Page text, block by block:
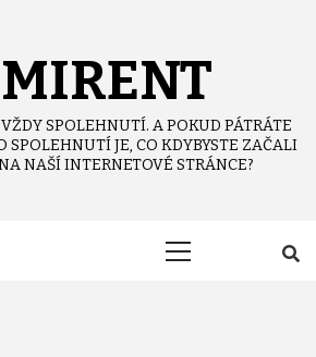
SPOLEHNUTÍ. A POKUD PÁTRÁTE
SPOLEHNUTÍ JE, CO KDYBYSTE ZAČALI
NAŠÍ INTERNETOVÉ STRÁNCE?